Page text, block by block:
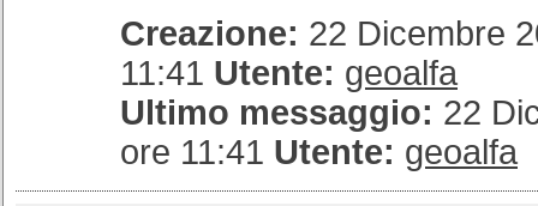
Creazione: 22 Dicembre
11:41 Utente: geoalfa
Ultimo messaggio: 22
ore 11:41 Utente: geoalfa